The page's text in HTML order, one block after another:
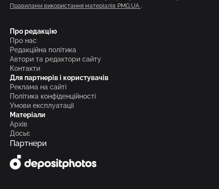
Правилами використання матеріалів PMG.UA .
Про редакцію
Про нас
Редакційна політика
Автори та редактори сайту
Контакти
Для партнерів і користувачів
Реклама на сайті
Політика конфіденційності
Умови експлуатації
Матеріали
Архів
Досьє
Партнери